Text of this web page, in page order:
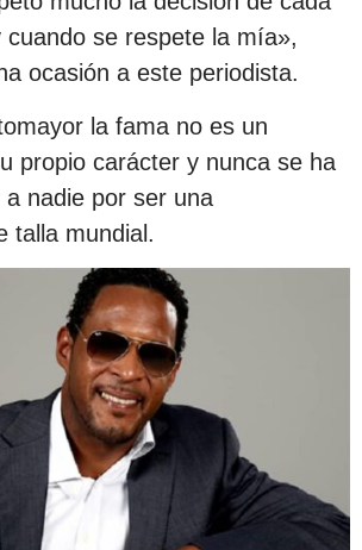
se respete la mía»,
ocasión a este periodista.
la fama no es un
propio carácter y nunca se ha
nadie por ser una
talla mundial.